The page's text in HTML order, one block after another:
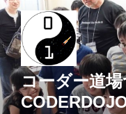
コ
ン
テ
ン
ツ
へ
ス
コーダー道